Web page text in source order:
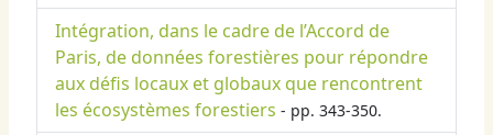
Intégration, dans le cadre de l’Accord de
Paris, de données forestières pour répondre
aux défis locaux et globaux que rencontrent
les écosystèmes forestiers - pp. 343-350.